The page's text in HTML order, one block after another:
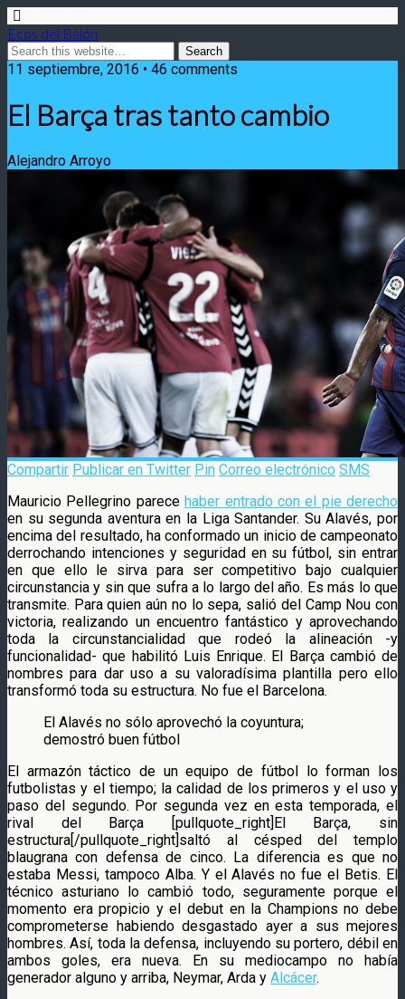
Ecos del Balón
11 septiembre, 2016 • 46 comments
El Barça tras tanto cambio
Alejandro Arroyo
Compartir Publicar en Twitter Pin Correo electrónico SMS
Mauricio Pellegrino parecehaber entrado con el pie derecho
en su segunda aventura en la Liga Santander. Su Alavés, por
encima del resultado, ha conformado un inicio de campeonato
derrochando intenciones y seguridad en su fútbol, sin entrar
en que ello le sirva para ser competitivo bajo cualquier
circunstancia y sin que sufra a lo largo del año. Es más lo que
transmite. Para quien aún no lo sepa, salió del Camp Nou con
victoria, realizando un encuentro fantástico y aprovechando
toda la circunstancialidad que rodeó la alineación -y
funcionalidad- que habilitó Luis Enrique. El Barça cambió de
nombres para dar uso a su valoradísima plantilla pero ello
transformó toda su estructura. No fue el Barcelona.
El Alavés no sólo aprovechó la coyuntura;
demostró buen fútbol
El armazón táctico de un equipo de fútbol lo forman los
futbolistas y el tiempo; la calidad de los primeros y el uso y
paso del segundo. Por segunda vez en esta temporada, el
rival del Barça [pullquote_right]El Barça, sin
estructura[/pullquote_right]saltó al césped del templo
blaugrana con defensa de cinco. La diferencia es que no
estaba Messi, tampoco Alba. Y el Alavés no fue el Betis. El
técnico asturiano lo cambió todo, seguramente porque el
momento era propicio y el debut en la Champions no debe
comprometerse habiendo desgastado ayer a sus mejores
hombres. Así, toda la defensa, incluyendo su portero, débil en
ambos goles, era nueva. En su mediocampo no había
generador alguno y arriba, Neymar, Arda y Alcácer.